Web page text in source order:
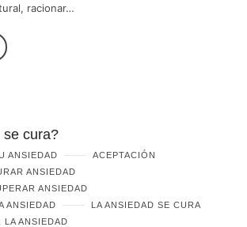
racionar…
se cura?
ANSIEDAD
ACEPTACIÓN
ANSIEDAD
ANSIEDAD
ANSIEDAD
LA ANSIEDAD SE CURA
LA ANSIEDAD